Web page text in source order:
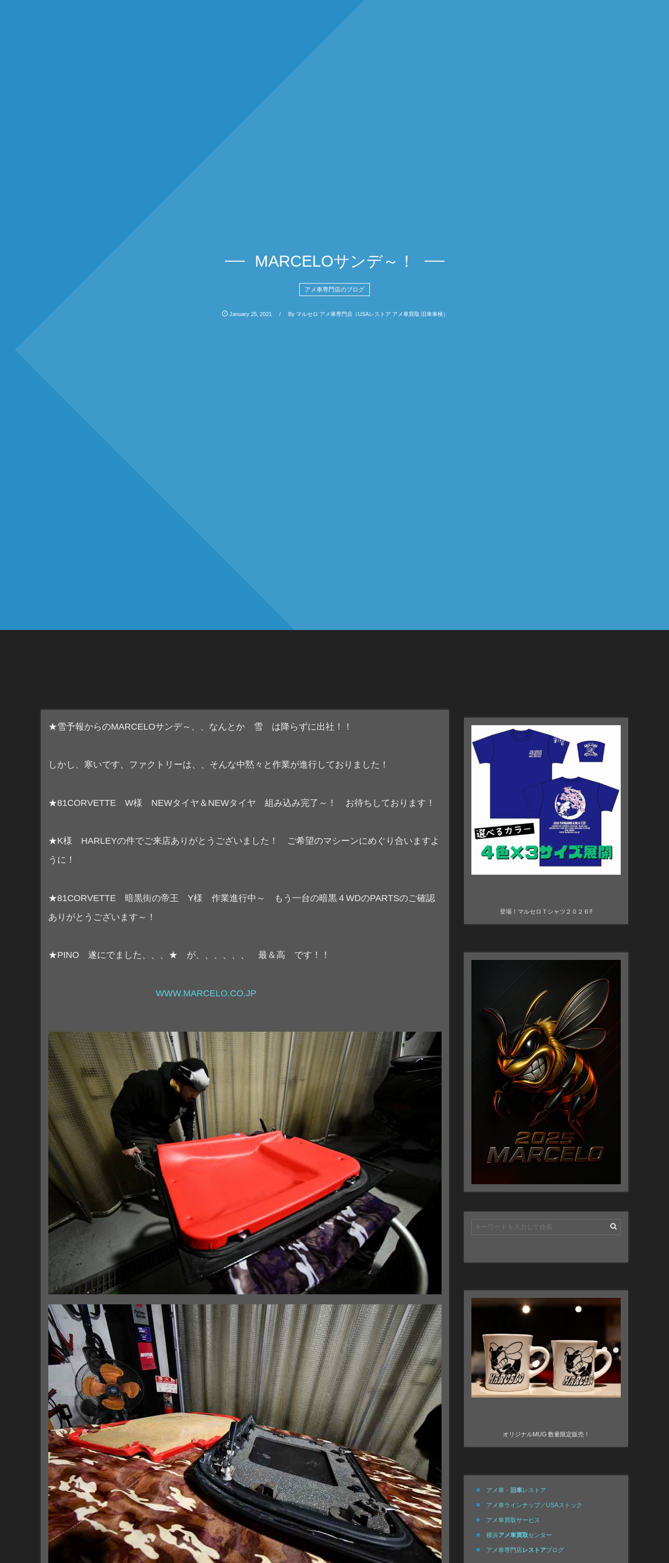
MARCELOサンデ～！
アメ車専門店のブログ
January 25 ,2021 By マルセロ アメ車専門店（USAレストア アメ車買取 旧車車検）
★雪予報からのMARCELOサンデ～、、なんとか 雪 は降らずに出社！！
しかし、寒いです、ファクトリーは、、そんな中黙々と作業が進行しておりました！
★81CORVETTE W様 NEWタイヤ＆NEWタイヤ 組み込み完了～！ お待ちしております！
★K様 HARLEYの件でご来店ありがとうございました！ ご希望のマシーンにめぐり合いますよ
うに！
★81CORVETTE 暗黒街の帝王 Y様 作業進行中～ もう一台の暗黒４WDのPARTSのご確認
ありがとうございます～！
★PINO 遂にでました、、、★ が、、、、、、 最＆高 です！！
WWW.MARCELO.CO.JP
登場！マルセロＴシャツ２０２６!!
オリジナルMUG 数量限定販売！
アメ車・ 旧車レストア
アメ車ラインナップ／USAストック
アメ車買取サービス
横浜アメ車買取センター
アメ車専門店レストアブログ